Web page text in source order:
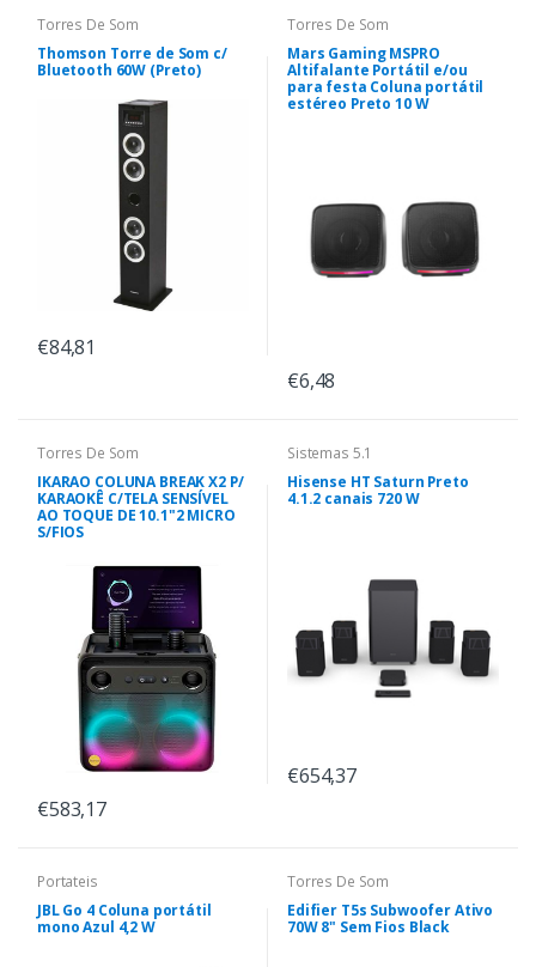
Torres De Som
Thomson Torre de Som c/
Bluetooth 60W (Preto)
€84,81
Torres De Som
Mars Gaming MSPRO
Altifalante Portátil e/ou
para festa Coluna portátil
estéreo Preto 10 W
€6,48
Torres De Som
IKARAO COLUNA BREAK X2 P/
KARAOKÊ C/TELA SENSÍVEL
AO TOQUE DE 10.1"2 MICRO
S/FIOS
€583,17
Sistemas 5.1
Hisense HT Saturn Preto
4.1.2 canais 720 W
€654,37
Portateis
JBL Go 4 Coluna portátil
mono Azul 4,2 W
Torres De Som
Edifier T5s Subwoofer Ativo
70W 8" Sem Fios Black